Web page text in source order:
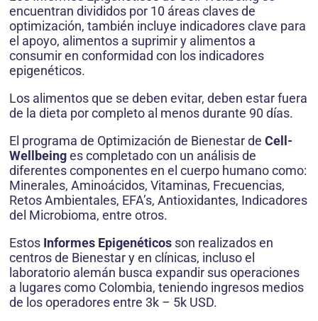
encuentran divididos por 10 áreas claves de
optimización, también incluye indicadores clave para
el apoyo, alimentos a suprimir y alimentos a
consumir en conformidad con los indicadores
epigenéticos.
Los alimentos que se deben evitar, deben estar fuera
de la dieta por completo al menos durante 90 días.
El programa de Optimización de Bienestar de Cell-
Wellbeinges completado con un análisis de
diferentes componentes en el cuerpo humano como:
Minerales, Aminoácidos, Vitaminas, Frecuencias,
Retos Ambientales, EFA’s, Antioxidantes, Indicadores
del Microbioma, entre otros.
Estos Informes Epigenéticos son realizados en
centros de Bienestar y en clínicas, incluso el
laboratorio alemán busca expandir sus operaciones
a lugares como Colombia, teniendo ingresos medios
de los operadores entre 3k – 5k USD.